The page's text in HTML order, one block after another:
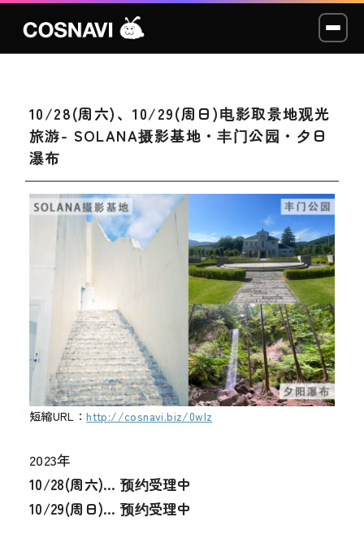
コスプレイベント
モデル撮影会
WCP
ショッカー
スタジオ
メディア
お知らせ
10/28(周六)、10/29(周日)电影取景地观光
旅游- SOLANA摄影基地・丰门公园・夕日
瀑布
短縮URL：http://cosnavi.biz/0wlz
2023年
10/28(周六)… 预约受理中
10/29(周日)… 预约受理中